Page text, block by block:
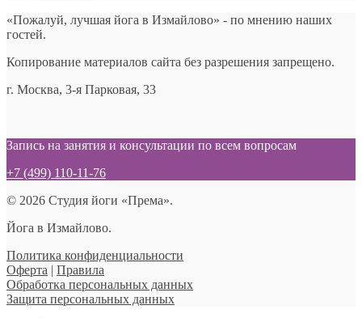
«Пожалуй, лучшая йога в Измайлово» - по мнению наших
гостей.
Копирование материалов сайта без разрешения запрещено.
г. Москва, 3-я Парковая, 33
Запись на занятия и консультации по всем вопросам
+7 (499) 110-11-76
© 2026 Студия йоги «Према».
Йога в Измайлово.
Политика конфиденциальности
Оферта | Правила
Обработка персональных данных
Защита персональных данных